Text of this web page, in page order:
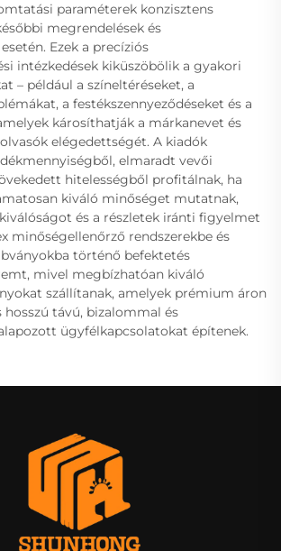
paraméterek konzisztens
megrendelések és
Ezek a precíziós
intézkedések kiküszöbölik a gyakori
– például a színeltéréseket, a
a festékszennyeződéseket és a
károsíthatják a márkanevet és
elégedettségét. A kiadók
elmaradt vevői
hitelességből profitálnak, ha
kiváló minőséget mutatnak,
és a részletek iránti figyelmet
minőségellenőrző rendszerekbe és
történő befektetés
mivel megbízhatóan kiváló
szállítanak, amelyek prémium áron
hosszú távú, bizalommal és
ügyfélkapcsolatokat építenek.